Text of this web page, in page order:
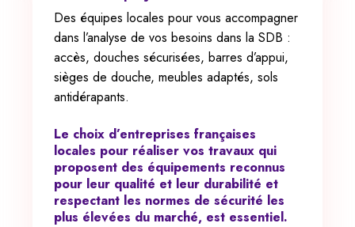
Des équipes locales pour vous accompagner
dans l’analyse de vos besoins dans la SDB :
accès, douches sécurisées, barres d’appui,
sièges de douche, meubles adaptés, sols
antidérapants.
Le choix d’entreprises françaises
locales pour réaliser vos travaux qui
proposent des équipements reconnus
pour leur qualité et leur durabilité et
respectant les normes de sécurité les
plus élevées du marché, est essentiel.